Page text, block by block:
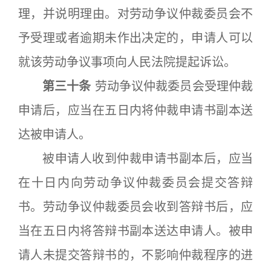
理，并说明理由。对劳动争议仲裁委员会不
予受理或者逾期未作出决定的，申请人可以
就该劳动争议事项向人民法院提起诉讼。
第三十条 劳动争议仲裁委员会受理仲裁
申请后，应当在五日内将仲裁申请书副本送
达被申请人。
被申请人收到仲裁申请书副本后，应当
在十日内向劳动争议仲裁委员会提交答辩
书。劳动争议仲裁委员会收到答辩书后，应
当在五日内将答辩书副本送达申请人。被申
请人未提交答辩书的，不影响仲裁程序的进